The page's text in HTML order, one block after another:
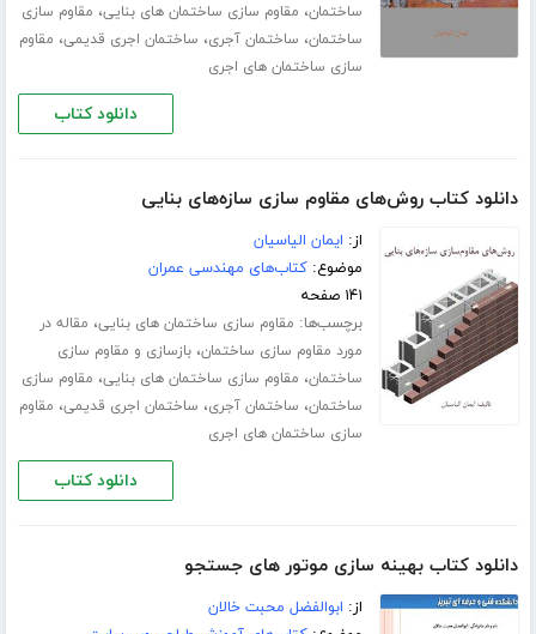
ساختمان، مقاوم سازی ساختمان های بنایی، مقاوم سازی
ساختمان، ساختمان آجری، ساختمان اجری قدیمی، مقاوم
سازی ساختمان های اجری
دانلود کتاب
دانلود کتاب روش‌های مقاوم سازی سازه‌های بنایی
از: ایمان الیاسیان
موضوع:کتاب‌های مهندسی عمران
۱۴۱ صفحه
برچسب‌ها: مقاوم سازی ساختمان های بنایی، مقاله در
مورد مقاوم سازی ساختمان،بازسازی و مقاوم سازی
ساختمان، مقاوم سازی ساختمان های بنایی، مقاوم سازی
ساختمان، ساختمان آجری، ساختمان اجری قدیمی، مقاوم
سازی ساختمان های اجری
دانلود کتاب
دانلود کتاب بهینه سازی موتور های جستجو
از: ابوالفضل محبت خالان